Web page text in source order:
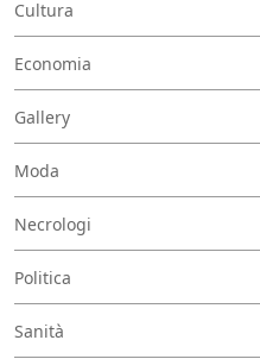
Cultura
Economia
Gallery
Moda
Necrologi
Politica
Sanità